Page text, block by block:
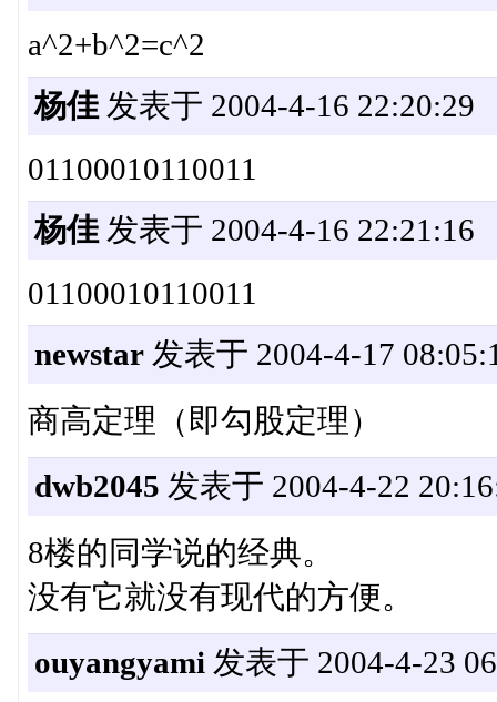
a^2+b^2=c^2
杨佳发表于 2004-4-16 22:20:29
01100010110011
杨佳发表于 2004-4-16 22:21:16
01100010110011
newstar发表于 2004-4-17
商高定理（即勾股定理）
dwb2045 发表于 2004-4-22
8楼的同学说的经典。
没有它就没有现代的方便。
ouyangyami 发表于 2004-4-23